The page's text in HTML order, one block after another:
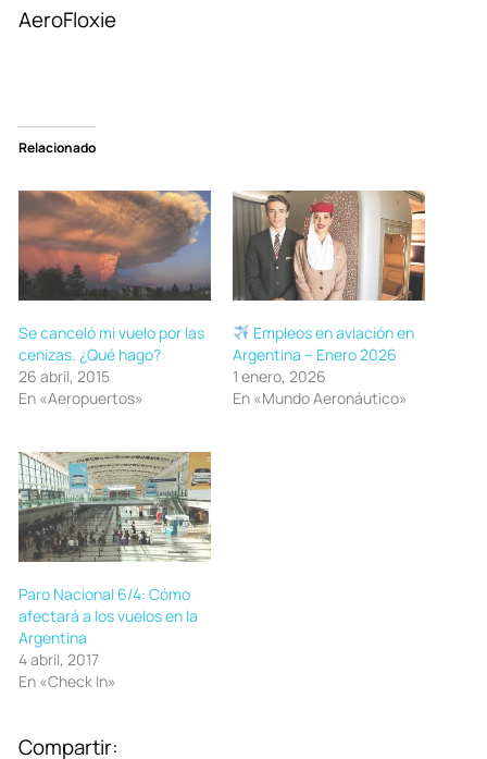
AeroFloxie
Relacionado
Se canceló mi vuelo por las
cenizas. ¿Qué hago?
26 abril, 2015
En «Aeropuertos»
Empleos en aviación en
Argentina – Enero 2026
1 enero, 2026
En «Mundo Aeronáutico»
Paro Nacional 6/4: Cómo
afectará a los vuelos en la
Argentina
4 abril, 2017
En «Check In»
Compartir: